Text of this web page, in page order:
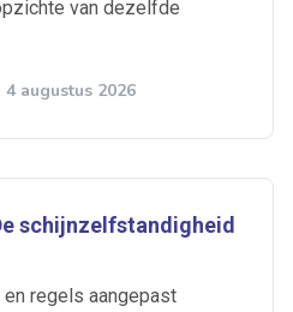
van dezelfde
augustus 2026
schijnzelfstandigheid
en regels aangepast